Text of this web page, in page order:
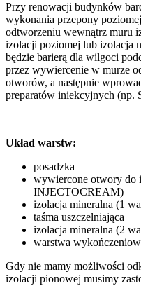
Przy renowacji budynków
wykonania przepony
odtworzeniu wewnątrz muru
izolacji poziomej lub izolacja
będzie barierą dla wilgoci
przez wywiercenie w murze
otworów, a następnie
preparatów iniekcyjnych (np.
Układ warstw:
posadzka
wywiercone otwory do
INJECTOCREAM)
izolacja mineralna (1
taśma uszczelniająca
izolacja mineralna (2
warstwa
Gdy nie mamy możliwości
izolacji pionowej musimy